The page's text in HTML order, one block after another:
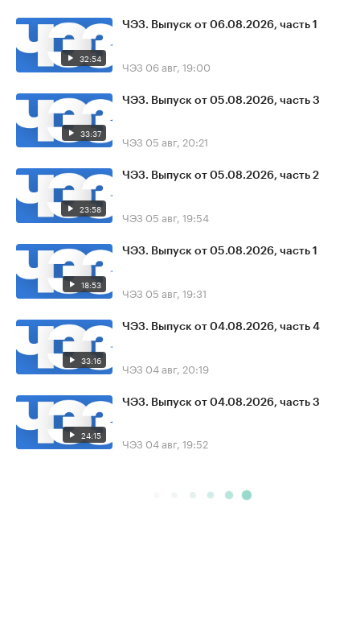
32:54
ЧЭЗ. Выпуск от 06.08.2026, часть 1
ЧЭЗ 06 авг, 19:00
33:37
ЧЭЗ. Выпуск от 05.08.2026, часть 3
ЧЭЗ 05 авг, 20:21
23:58
ЧЭЗ. Выпуск от 05.08.2026, часть 2
ЧЭЗ 05 авг, 19:54
18:53
ЧЭЗ. Выпуск от 05.08.2026, часть 1
ЧЭЗ 05 авг, 19:31
33:16
ЧЭЗ. Выпуск от 04.08.2026, часть 4
ЧЭЗ 04 авг, 20:19
24:15
ЧЭЗ. Выпуск от 04.08.2026, часть 3
ЧЭЗ 04 авг, 19:52